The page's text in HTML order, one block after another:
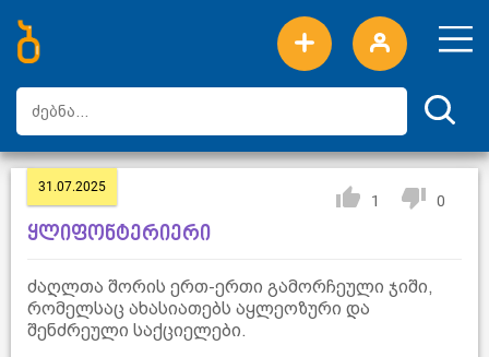
ახალი სიტყვები
ტოპ სიტყვები
დღის ტოპ სიტყვები
ტოპ მომხმარებლები
31.07.2025
1 0
ყლიფონტერიერი
ძაღლთა შორის ერთ-ერთი გამორჩეული ჯიში,
რომელსაც ახასიათებს აყლეოზური და
შენძრეული საქციელები.